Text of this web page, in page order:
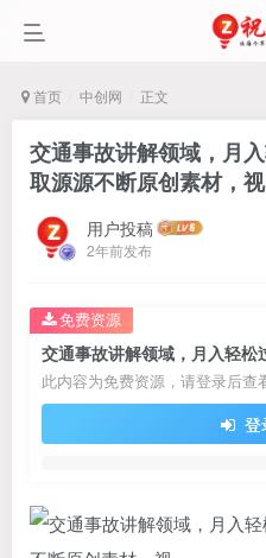
首页 中创网 正文
交通事故讲解领域，月
取源源不断原创素材，
用户投稿
2年前发布
此内容为免费资源，请登录后查
登
免费资源